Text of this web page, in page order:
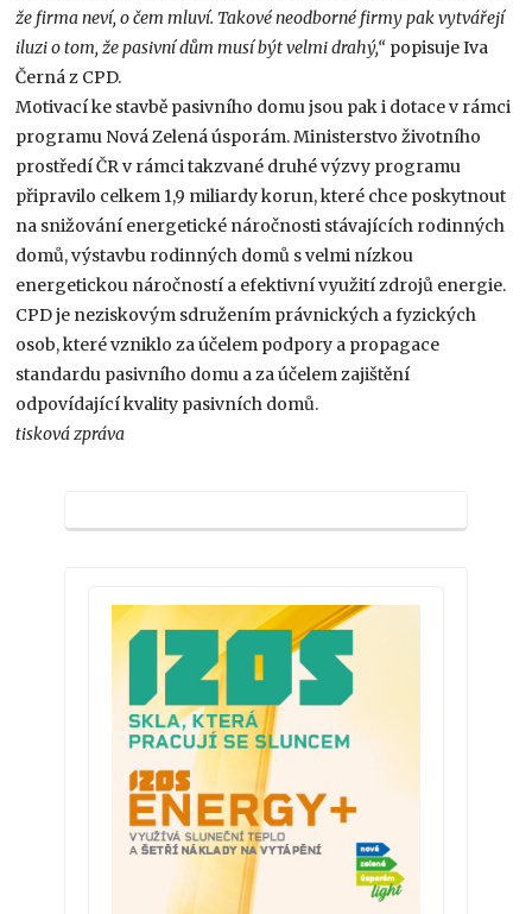
že firma neví, o čem mluví. Takové neodborné firmy pak vytvářejí
iluzi o tom, že pasivní dům musí být velmi drahý,“ popisuje Iva
Černá z CPD.
Motivací ke stavbě pasivního domu jsou pak i dotace v rámci
programu Nová Zelená úsporám. Ministerstvo životního
prostředí ČR v rámci takzvané druhé výzvy programu
připravilo celkem 1,9 miliardy korun, které chce poskytnout
na snižování energetické náročnosti stávajících rodinných
domů, výstavbu rodinných domů s velmi nízkou
energetickou náročností a efektivní využití zdrojů energie.
CPD je neziskovým sdružením právnických a fyzických
osob, které vzniklo za účelem podpory a propagace
standardu pasivního domu a za účelem zajištění
odpovídající kvality pasivních domů.
tisková zpráva